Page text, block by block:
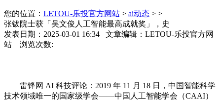
您的位置： LETOU-乐投官方网站 > ai动态 > >
张钹院士获「吴文俊人工智能最高成就奖」，史
发表日期：2025-03-01 16:34 文章编辑：LETOU-乐投官方网
站 浏览次数:
雷锋网 AI 科技评论：2019 年 11 月 18 日，中国智能科学
技术领域唯一的国家级学会——中国人工智能学会（CAAI）